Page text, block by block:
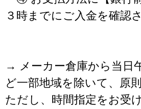
３時までにご入金を確認
→ メーカー倉庫から当日
ど一部地域を除いて、原
ただし、時間指定をお受